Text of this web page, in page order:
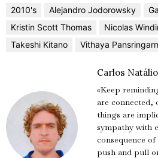
2010's Alejandro Jodorowsky
Kristin Scott Thomas
Nicolas
Takeshi Kitano
Vithaya
Carlos Natálio
«Keep
are connected,
things are
sympathy with
consequence
push and pull